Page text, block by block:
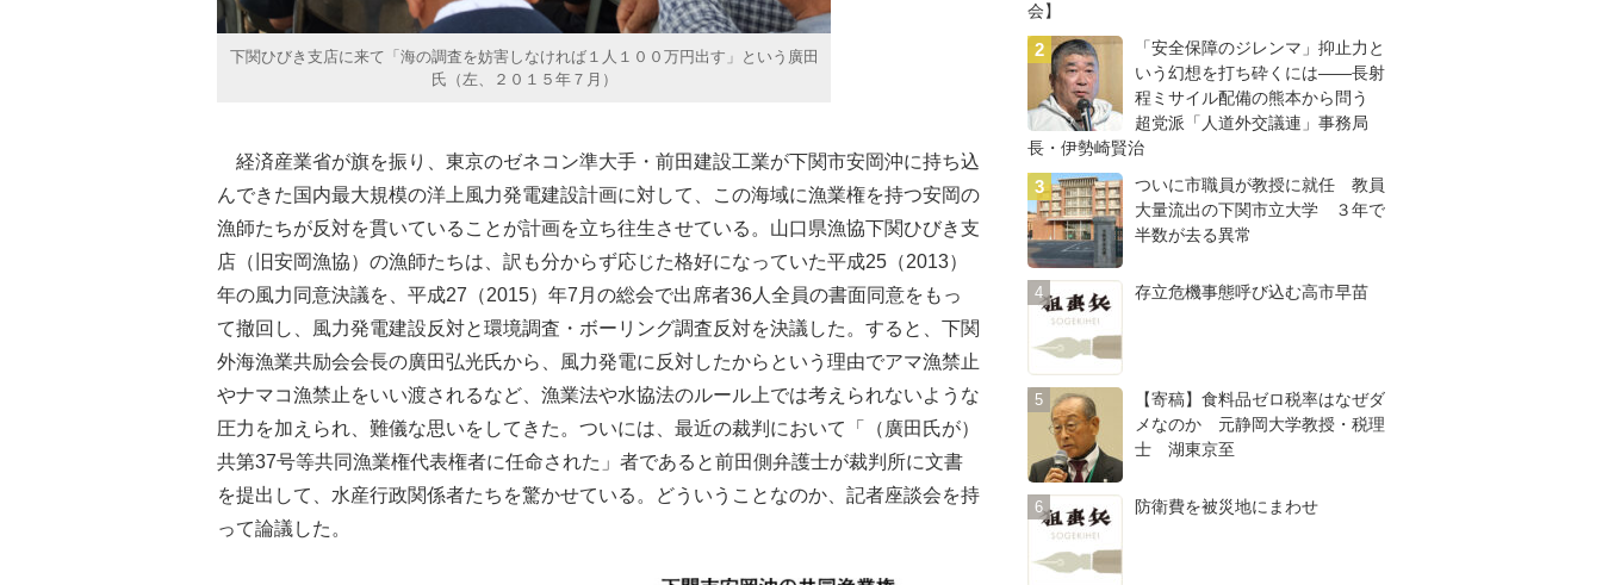
下関ひびき支店に来て「海の調査を妨害しなければ１人１００万円出す」という廣田
氏（左、２０１５年７月）
経済産業省が旗を振り、東京のゼネコン準大手・前田建設工業が下関市安岡沖に持ち込
んできた国内最大規模の洋上風力発電建設計画に対して、この海域に漁業権を持つ安岡の
漁師たちが反対を貫いていることが計画を立ち往生させている。山口県漁協下関ひびき支
店（旧安岡漁協）の漁師たちは、訳も分からず応じた格好になっていた平成25（2013）
年の風力同意決議を、平成27（2015）年7月の総会で出席者36人全員の書面同意をもっ
て撤回し、風力発電建設反対と環境調査・ボーリング調査反対を決議した。すると、下関
外海漁業共励会会長の廣田弘光氏から、風力発電に反対したからという理由でアマ漁禁止
やナマコ漁禁止をいい渡されるなど、漁業法や水協法のルール上では考えられないような
圧力を加えられ、難儀な思いをしてきた。ついには、最近の裁判において「（廣田氏が）
共第37号等共同漁業権代表権者に任命された」者であると前田側弁護士が裁判所に文書
を提出して、水産行政関係者たちを驚かせている。どういうことなのか、記者座談会を持
って論議した。
会】
「安全保障のジレンマ」抑止力と
いう幻想を打ち砕くには――長射
程ミサイル配備の熊本から問う
超党派「人道外交議連」事務局
長・伊勢崎賢治
ついに市職員が教授に就任 教員
大量流出の下関市立大学 ３年で
半数が去る異常
存立危機事態呼び込む高市早苗
【寄稿】食料品ゼロ税率はなぜダ
メなのか 元静岡大学教授・税理
士 湖東京至
防衛費を被災地にまわせ